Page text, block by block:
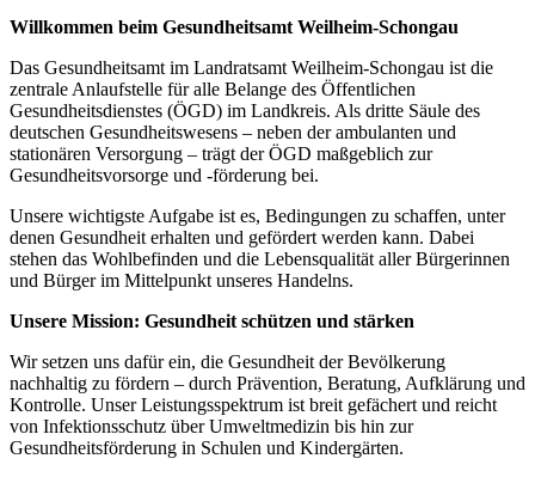
Willkommen beim Gesundheitsamt Weilheim-Schongau
Das Gesundheitsamt im Landratsamt Weilheim-Schongau ist die
zentrale Anlaufstelle für alle Belange des Öffentlichen
Gesundheitsdienstes (ÖGD) im Landkreis. Als dritte Säule des
deutschen Gesundheitswesens – neben der ambulanten und
stationären Versorgung – trägt der ÖGD maßgeblich zur
Gesundheitsvorsorge und -förderung bei.
Unsere wichtigste Aufgabe ist es, Bedingungen zu schaffen, unter
denen Gesundheit erhalten und gefördert werden kann. Dabei
stehen das Wohlbefinden und die Lebensqualität aller Bürgerinnen
und Bürger im Mittelpunkt unseres Handelns.
Unsere Mission: Gesundheit schützen und stärken
Wir setzen uns dafür ein, die Gesundheit der Bevölkerung
nachhaltig zu fördern – durch Prävention, Beratung, Aufklärung und
Kontrolle. Unser Leistungsspektrum ist breit gefächert und reicht
von Infektionsschutz über Umweltmedizin bis hin zur
Gesundheitsförderung in Schulen und Kindergärten.